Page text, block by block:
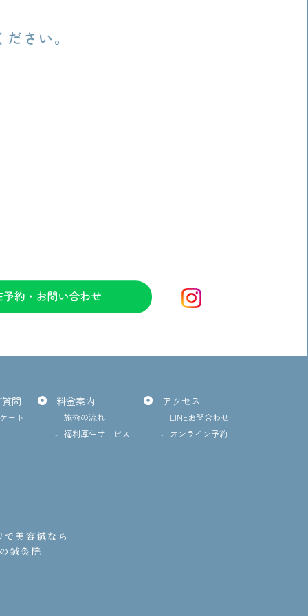
さい。
問
ート
料金案内
施術の流れ
福利厚生サービス
アクセス
LINEお問合わせ
オンライン予約
で美容鍼なら
鍼灸院